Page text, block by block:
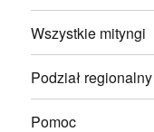
Wszystkie mityngi
Podział regionalny
Pomoc